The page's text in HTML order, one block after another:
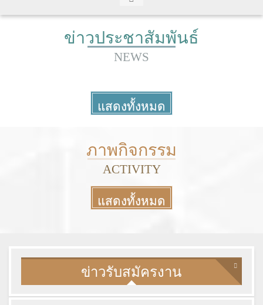
ข่าวประชาสัมพันธ์
NEWS
แสดงทั้งหมด
More
ภาพกิจกรรม
ACTIVITY
แสดงทั้งหมด
ข่าวรับสมัครงาน